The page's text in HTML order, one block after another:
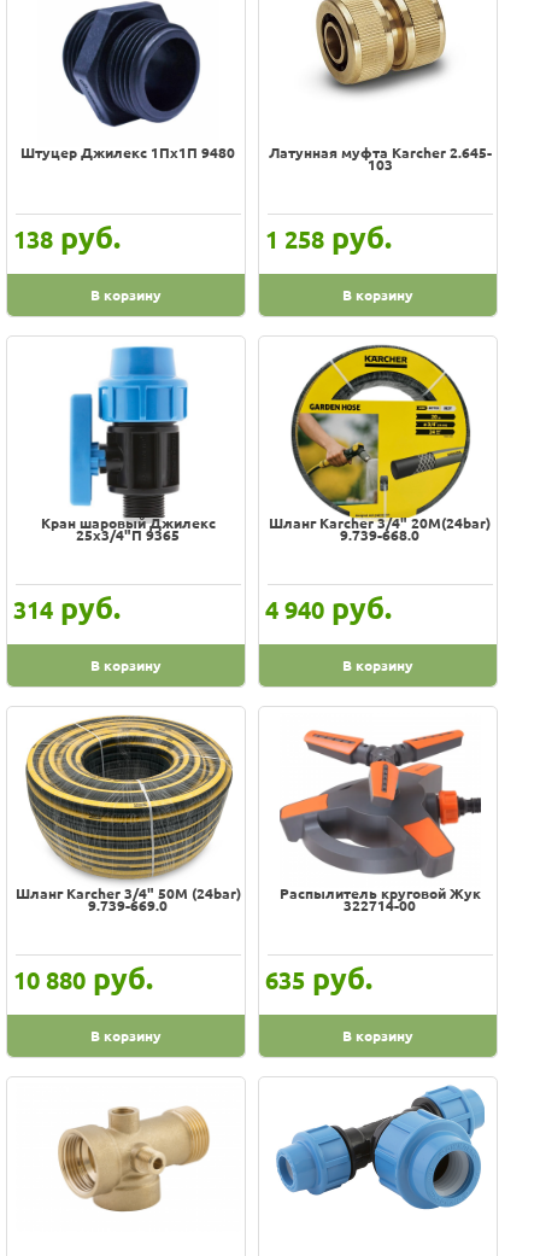
Штуцер Джилекс 1Пх1П 9480
138 руб.
В корзину
Латунная муфта Karcher 2.645-
103
1 258 руб.
В корзину
Кран шаровый Джилекс
25х3/4"П 9365
314 руб.
В корзину
Шланг Karcher 3/4" 20M(24bar)
9.739-668.0
4 940 руб.
В корзину
Шланг Karcher 3/4" 50M (24bar)
9.739-669.0
10 880 руб.
В корзину
Распылитель круговой Жук
322714-00
635 руб.
В корзину